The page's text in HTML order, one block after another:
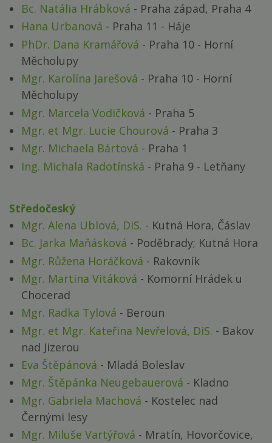
Bc. Natália Hrábková - Praha západ, Praha 4
Hana Urbanová - Praha 11 - Háje
PhDr. Dana Kramářová - Praha 10 - Horní
Měcholupy
Mgr. Karolína Jarešová - Praha 10 - Horní
Měcholupy
Mgr. Marcela Vodičková - Praha 5
Mgr. et Mgr. Lucie Chourová - Praha 3
Mgr. Michaela Bártová - Praha 1
Ing. Michala Radotínská - Praha 9 - Letňany
Středočeský
Mgr. Alena Ublová, DiS. - Kutná Hora, Čáslav
Bc. Jarka Maňásková - Poděbrady; Kutná Hora
Mgr. Růžena Horáčková - Rakovník
Mgr. Martina Vitáková - Komorní Hrádek u
Chocerad
Mgr. Radka Tylová - Beroun
Mgr. et Mgr. Kateřina Nevřelová, DiS. - Bakov
nad Jizerou
Eva Štěpánová - Mladá Boleslav
Mgr. Štěpánka Neugebauerová - Kladno
Mgr. Gabriela Machová - Kostelec nad
Černými lesy
Mgr. Miluše Vartýřová - Mratín, Hovorčovice,